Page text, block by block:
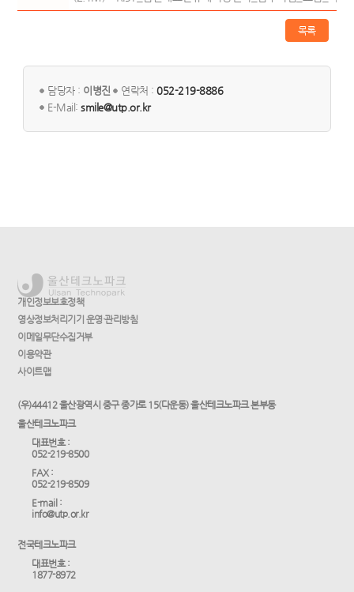
목록
담당자 : 이병진 연락처 :052-219-8886
E-Mail:smile@utp.or.kr
개인정보보호정책
영상정보처리기기 운영·관리방침
이메일무단수집거부
이용약관
사이트맵
(우)44412 울산광역시 중구 종가로 15(다운동) 울산테크노파크 본부동
울산테크노파크
대표번호 :
052-219-8500
FAX :
052-219-8509
E-mail :
info@utp.or.kr
전국테크노파크
대표번호 :
1877-8972